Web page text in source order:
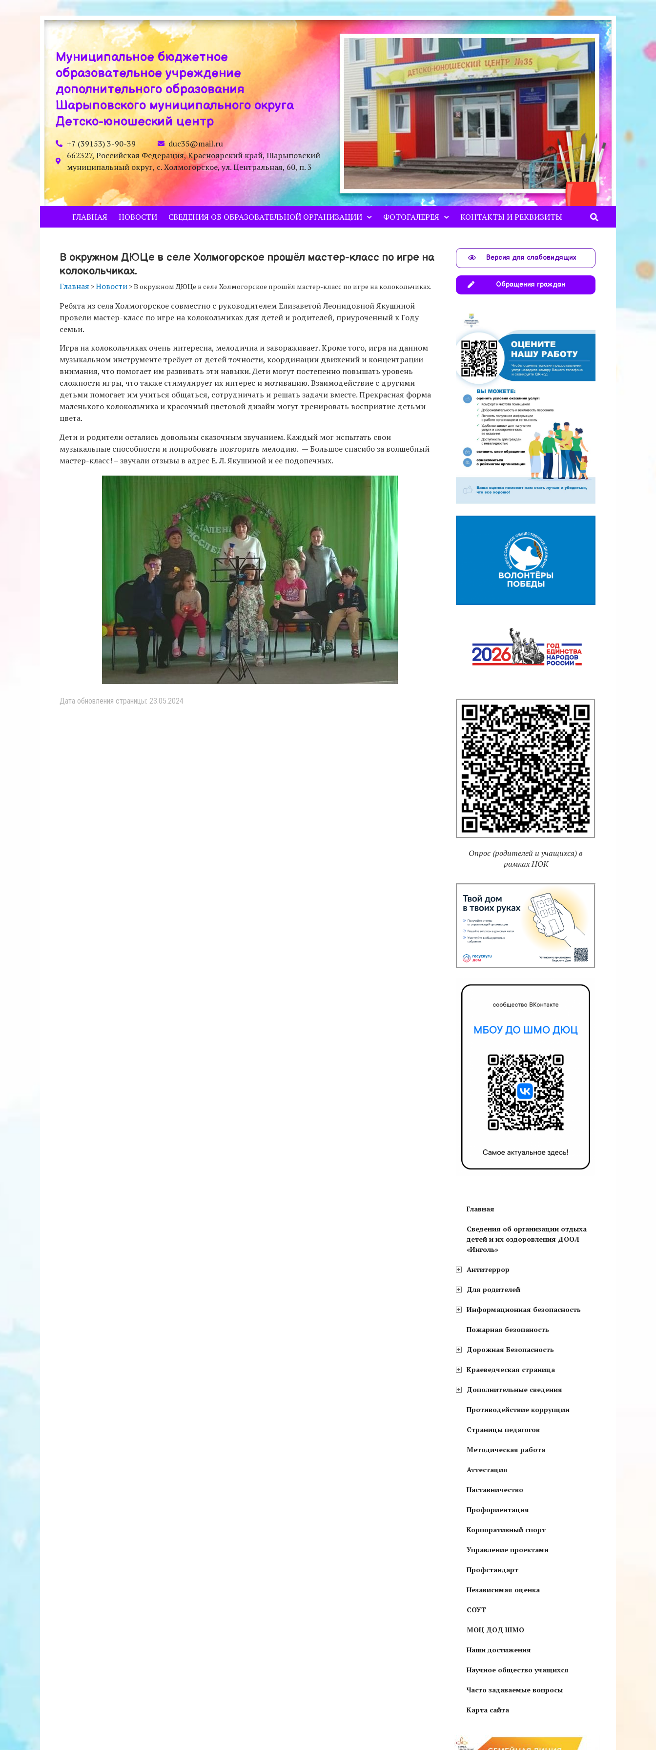
Муниципальное бюджетное
образовательное учреждение
дополнительного образования
Шарыповского муниципального округа
Детско-юношеский центр
+7 (39153) 3-90-39
duc35@mail.ru
662327, Российская Федерация, Красноярский край, Шарыповский
муниципальный округ, с. Холмогорское, ул. Центральная, 60, п. 3
ГЛАВНАЯ НОВОСТИ СВЕДЕНИЯ ОБ ОБРАЗОВАТЕЛЬНОЙ ОРГАНИЗАЦИИ ФОТОГАЛЕРЕЯ КОНТАКТЫ И РЕКВИЗИТЫ
В окружном ДЮЦе в селе Холмогорское прошёл мастер-класс по игре на
колокольчиках.
Главная >Новости >В окружном ДЮЦе в селе Холмогорское прошёл мастер-класс по игре на колокольчиках.
Ребята из села Холмогорское совместно с руководителем Елизаветой Леонидовной Якушиной
провели мастер-класс по игре на колокольчиках для детей и родителей, приуроченный к Году
семьи.
Игра на колокольчиках очень интересна, мелодична и завораживает. Кроме того, игра на данном
музыкальном инструменте требует от детей точности, координации движений и концентрации
внимания, что помогает им развивать эти навыки. Дети могут постепенно повышать уровень
сложности игры, что также стимулирует их интерес и мотивацию. Взаимодействие с другими
детьми помогает им учиться общаться, сотрудничать и решать задачи вместе. Прекрасная форма
маленького колокольчика и красочный цветовой дизайн могут тренировать восприятие детьми
цвета.
Дети и родители остались довольны сказочным звучанием. Каждый мог испытать свои
музыкальные способности и попробовать повторить мелодию. — Большое спасибо за волшебный
мастер-класс! – звучали отзывы в адрес Е. Л. Якушиной и ее подопечных.
Дата обновления страницы: 23.05.2024
Версия для слабовидящих
Обращения граждан
Опрос (родителей и учащихся) в
рамках НОК
Главная
Сведения об организации отдыха
детей и их оздоровления ДООЛ
«Инголь»
Антитеррор
Для родителей
Информационная безопасность
Пожарная безопаность
Дорожная Безопасность
Краеведческая страница
Дополнительные сведения
Противодействие коррупции
Страницы педагогов
Методическая работа
Аттестация
Наставничество
Профориентация
Корпоративный спорт
Управление проектами
Профстандарт
Независимая оценка
СОУТ
МОЦ ДОД ШМО
Наши достижения
Научное общество учащихся
Часто задаваемые вопросы
Карта сайта